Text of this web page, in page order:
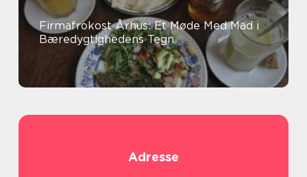
Firmafrokost Århus: Et Møde Med Mad i
Bæredygtighedens Tegn
Adresse